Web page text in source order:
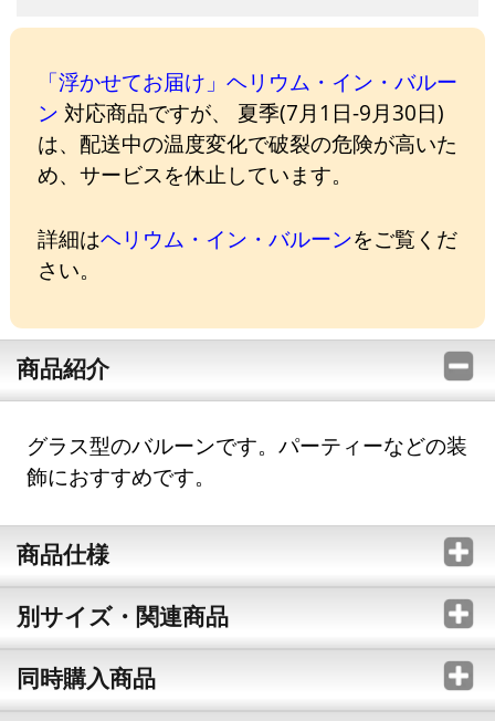
「浮かせてお届け」ヘリウム・イン・バルー
ン 対応商品ですが、 夏季(7月1日-9月30日)
は、配送中の温度変化で破裂の危険が高いた
め、サービスを休止しています。
詳細はヘリウム・イン・バルーンをご覧くだ
さい。
商品紹介
グラス型のバルーンです。パーティーなどの装
飾におすすめです。
商品仕様
別サイズ・関連商品
同時購入商品